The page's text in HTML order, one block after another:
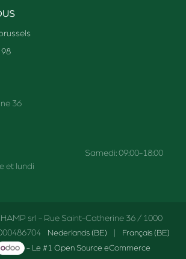
36
18:30 Samedi: 09:00-18:00
et lundi
srl - Rue Saint-Catherine 36 / 1000
Nederlands (BE)
Français (BE)
- Le #1Open Source eCommerce